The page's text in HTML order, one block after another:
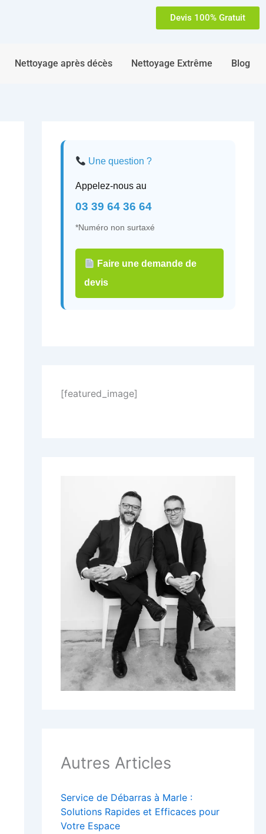
Devis 100% Gratuit
Nettoyage après décès Nettoyage Extrême Blog
Une question ?
Appelez-nous au
03 39 64 36 64
*Numéro non surtaxé
Faire une demande de
devis
[featured_image]
Autres Articles
Service de Débarras à Marle :
Solutions Rapides et Efficaces pour
Votre Espace